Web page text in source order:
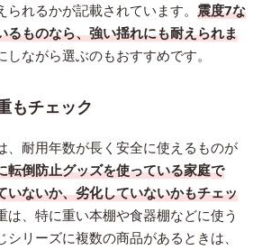
られるかが記載されています。 震度7な
るものなら、強い揺れにも耐えられま
ながら選ぶのもおすすめです。
もチェック
、耐用年数が長く安全に使えるものが
転倒防止グッズを使っている家庭で
いないか、劣化していないかもチェッ
は、特に重い本棚や食器棚などに使う
リーズに複数の商品があるときは、